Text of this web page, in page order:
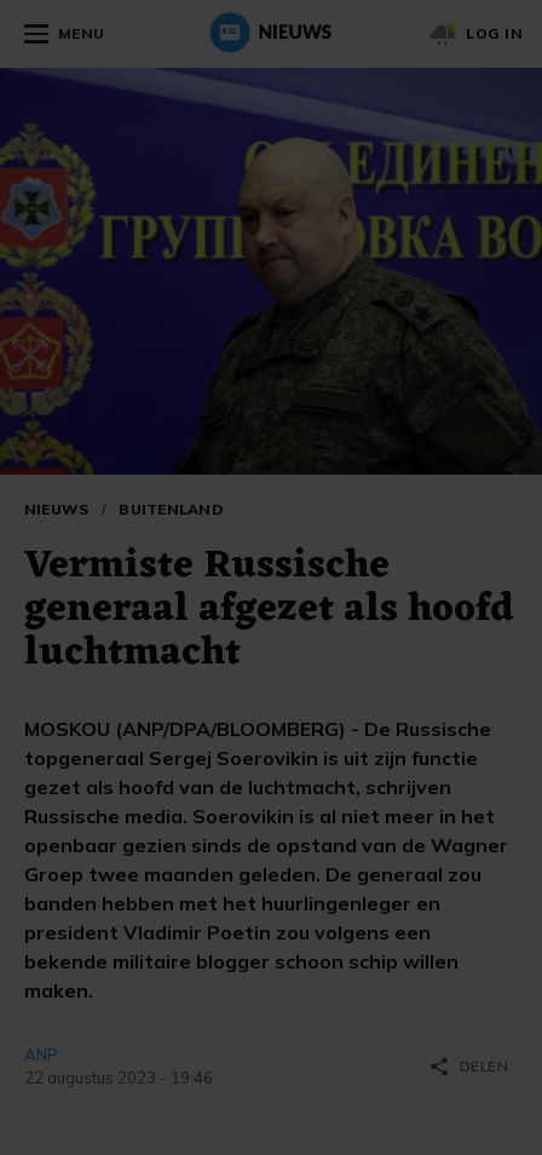
MENU LOG IN
NIEUWS / BUITENLAND
Vermiste Russische
generaal afgezet als hoofd
luchtmacht
MOSKOU (ANP/DPA/BLOOMBERG) - De Russische
topgeneraal Sergej Soerovikin is uit zijn functie
gezet als hoofd van de luchtmacht, schrijven
Russische media. Soerovikin is al niet meer in het
openbaar gezien sinds de opstand van de Wagner
Groep twee maanden geleden. De generaal zou
banden hebben met het huurlingenleger en
president Vladimir Poetin zou volgens een
bekende militaire blogger schoon schip willen
maken.
ANP
22 augustus 2023 - 19:46
share DELEN